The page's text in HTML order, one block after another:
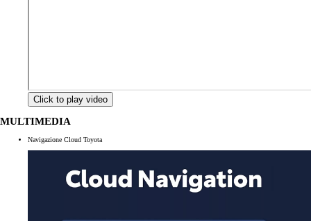
Click to play video
MULTIMEDIA
Navigazione Cloud Toyota